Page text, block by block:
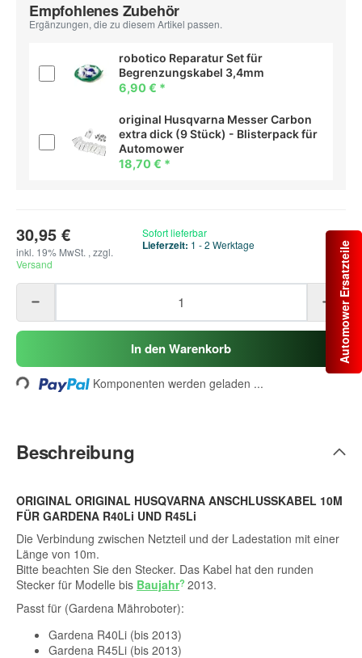
Automower Ersatzteile
Empfohlenes Zubehör
Ergänzungen, die zu diesem Artikel passen.
robotico Reparatur Set für
Begrenzungskabel 3,4mm
6,90 € *
original Husqvarna Messer Carbon
extra dick (9 Stück) - Blisterpack für
Automower
18,70 € *
30,95 €
inkl. 19% MwSt. , zzgl.
Versand
Sofort lieferbar
Lieferzeit: 1 - 2 Werktage
In den Warenkorb
Loading... Komponenten werden geladen ...
Beschreibung
ORIGINAL ORIGINAL HUSQVARNA ANSCHLUSSKABEL 10M
FÜR GARDENA R40Li UND R45Li
Die Verbindung zwischen Netzteil und der Ladestation mit einer
Länge von 10m.
Bitte beachten Sie den Stecker. Das Kabel hat den runden
Stecker für Modelle bis Baujahr 2013.
Passt für (Gardena Mähroboter):
Gardena R40Li (bis 2013)
Gardena R45Li (bis 2013)